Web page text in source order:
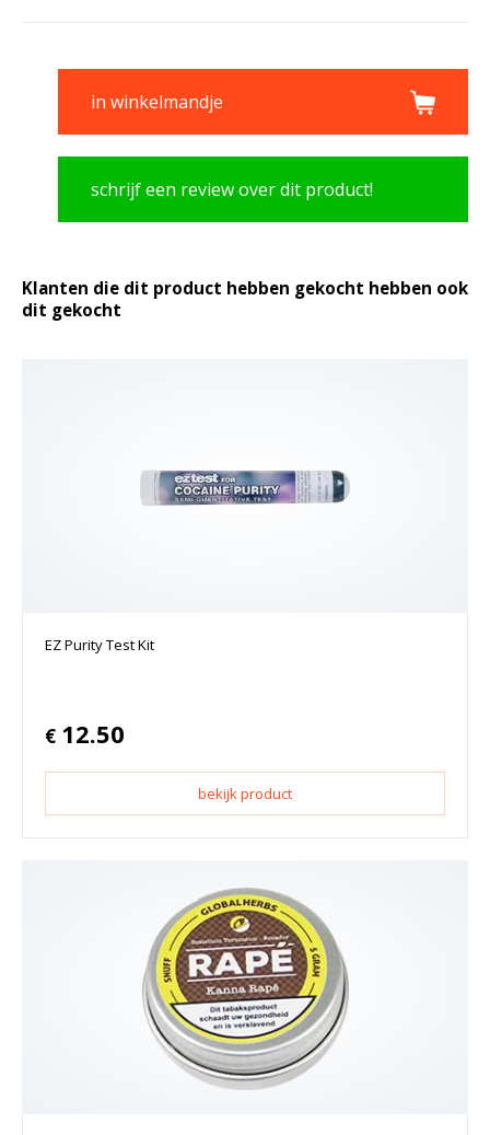
in winkelmandje
schrijf een review over dit product!
Klanten die dit product hebben gekocht hebben ook
dit gekocht
EZ Purity Test Kit
€ 12.50
bekijk product